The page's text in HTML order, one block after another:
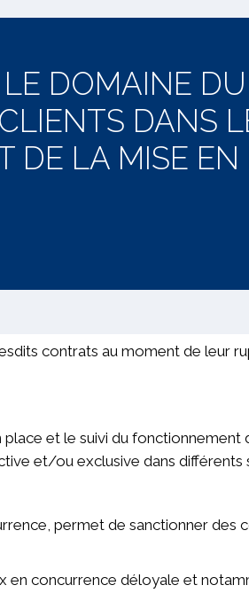
DOMAINE
DANS
DE LA MISE EN
contrats au moment de leur
et le suivi du
et/ou exclusive dans différents
permet de sanctionner
concurrence déloyale et